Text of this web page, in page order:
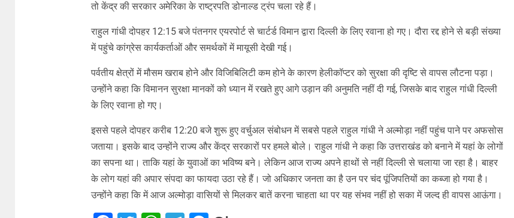
तो केंद्र की सरकार अमेरिका के राष्ट्रपति डोनाल्ड ट्रंप चला रहे हैं।
राहुल गांधी दोपहर 12:15 बजे पंतनगर एयरपोर्ट से चार्टर्ड विमान द्वारा दिल्ली के लिए रवाना हो गए। दौरा रद्द होने से बड़ी संख्या
में पहुंचे कांग्रेस कार्यकर्ताओं और समर्थकों में मायूसी देखी गई।
पर्वतीय क्षेत्रों में मौसम खराब होने और विजिबिलिटी कम होने के कारण हेलीकॉप्टर को सुरक्षा की दृष्टि से वापस लौटना पड़ा।
उन्होंने कहा कि विमानन सुरक्षा मानकों को ध्यान में रखते हुए आगे उड़ान की अनुमति नहीं दी गई, जिसके बाद राहुल गांधी दिल्ली
के लिए रवाना हो गए।
इससे पहले दोपहर करीब 12:20 बजे शुरू हुए वर्चुअल संबोधन में सबसे पहले राहुल गांधी ने अल्मोड़ा नहीं पहुंच पाने पर अफसोस
जताया। इसके बाद उन्होंने राज्य और केंद्र सरकारों पर हमले बोले। राहुल गांधी ने कहा कि उत्तराखंड को बनाने में यहां के लोगों
का सपना था। ताकि यहां के युवाओं का भविष्य बने। लेकिन आज राज्य अपने हाथों से नहीं दिल्ली से चलाया जा रहा है। बाहर
के लोग यहां की अपार संपदा का फायदा उठा रहे हैं। जो अधिकार जनता का है उन पर चंद पूंजिपतियों का कब्जा हो गया है।
उन्होंने कहा कि में आज अल्मोड़ा वासियों से मिलकर बातें करना चाहता था पर यह संभव नहीं हो सका में जल्द ही वापस आऊंगा।